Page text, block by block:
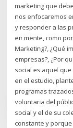
marketing que
nos enfocaremos
y responder a las
en mente, como
Marketing?, ¿Qué
empresas?, ¿Por
social es aquel
en el estudio,
programas
voluntaria del
social y el de su
constante y